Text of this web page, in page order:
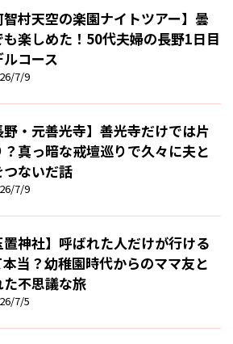
智村天空の楽園ナイトツアー】曇
も楽しめた！50代夫婦の長野1日目
ルコース
7/9
野・元善光寺】善光寺だけでは片
真っ暗な戒壇巡りで久々に夫と
つないだ話
7/9
置神社】呼ばれた人だけが行ける
本当？幼稚園時代からのママ友と
た不思議な旅
7/5